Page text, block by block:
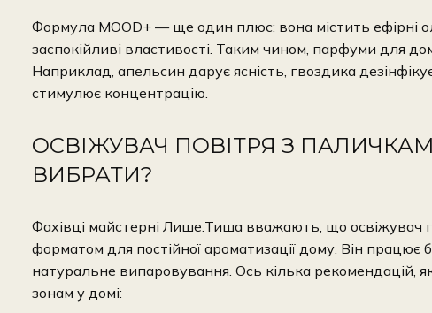
Формула MOOD+ — ще один плюс: вона містить ефірні
заспокійливі властивості. Таким чином, парфуми для
Наприклад, апельсин дарує ясність, гвоздика
стимулює концентрацію.
ОСВІЖУВАЧ ПОВІТРЯ З
ВИБРАТИ?
Фахівці майстерні Лише.Тиша вважають, що освіжувач
форматом для постійної ароматизації дому. Він
натуральне випаровування. Ось кілька рекомендацій,
зонам у домі: